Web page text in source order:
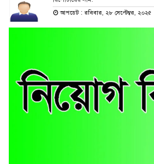
আপডেট : রবিবার, ২৮ সেপ্টেম্বর, ২০২৫